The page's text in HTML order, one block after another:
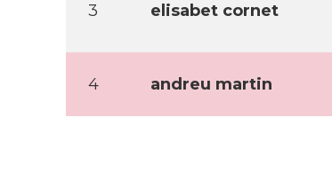
3 elisabet cornet
4 andreu martin